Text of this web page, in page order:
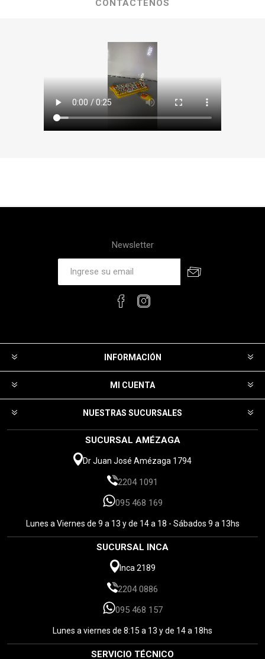
CONTÁCTENOS
Newsletter
INFORMACIÓN
MI CUENTA
NUESTRAS SUCURSALES
SUCURSAL AMÉZAGA
Dr Juan José Amézaga 1794
2204 1091
095 468 169
Lunes a Viernes de 9 a 13 y de 14 a 18 - Sábados 9 a 13hs
SUCURSAL INCA
Inca 2189
2204 0886
095 468 157
Lunes a viernes de 8:15 a 13 y de 14 a 18hs
SERVICIO TÉCNICO